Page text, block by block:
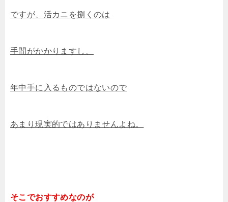
ですが、活カニを捌くのは
手間がかかりますし、
年中手に入るものではないので
あまり現実的ではありませんよね。
そこでおすすめなのが